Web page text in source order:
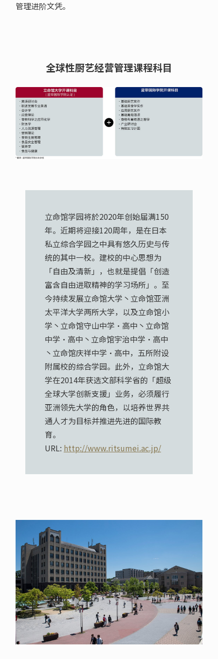
管理进阶文凭。
全球性厨艺经营管理课程科目
立命馆学园将於2020年创始届满150
年。近期将迎接120周年，是在日本
私立综合学园之中具有悠久历史与传
统的其中一校。建校的中心思想为
「自由及清新」，也就是提倡「创造
富含自由进取精神的学习场所」。至
今持续发展立命馆大学丶立命馆亚洲
太平洋大学两所大学，以及立命馆小
学丶立命馆守山中学·高中丶立命馆
中学·高中丶立命馆宇治中学·高中
丶立命馆庆祥中学·高中，五所附设
附属校的综合学园。此外，立命馆大
学在2014年获选文部科学省的「超级
全球大学创新支援」业务，必须履行
亚洲领先大学的角色，以培养世界共
通人才为目标并推进先进的国际教
育。
URL: http://www.ritsumei.ac.jp/